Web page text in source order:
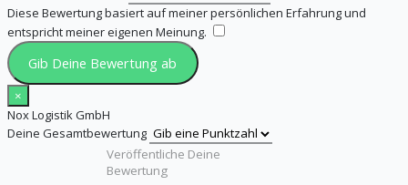
Diese Bewertung basiert auf meiner persönlichen Erfahrung und
entspricht meiner eigenen Meinung.
Gib Deine Bewertung ab
×
Nox Logistik GmbH
Deine Gesamtbewertung